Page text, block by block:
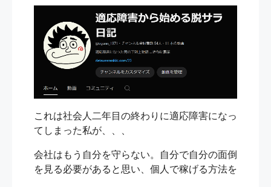
これは社会人二年目の終わりに適応障害になっ
てしまった私が、、、
会社はもう自分を守らない。自分で自分の面倒
を見る必要があると思い、個人で稼げる方法を